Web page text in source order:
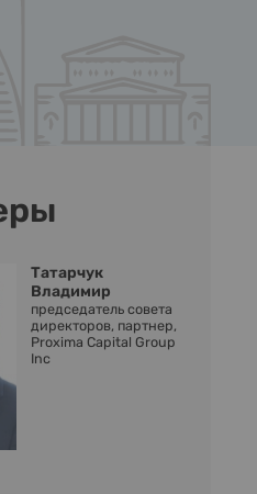
Татарчук
Владимир
председатель совета
директоров, партнер,
Proxima Capital Group
Inc